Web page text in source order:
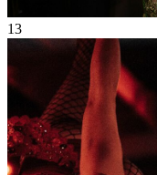
13
2024
Пятница
Showtime
33 374
3
×
Ссылка на отбор фото